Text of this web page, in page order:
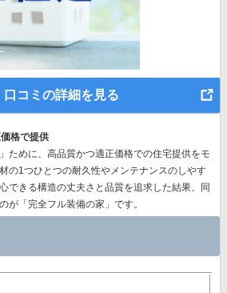
口コミの詳細を見る
格で提供
ために、高品質かつ適正価格での住宅提供をモ
の1つひとつの耐久性やメンテナンスのしやす
できる構造の丈夫さと品質を追求した結果、同
が「完全フル装備の家」 です。